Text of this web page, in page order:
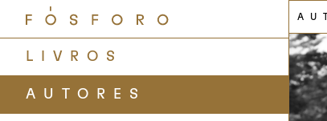
LIVROS
AUTORES